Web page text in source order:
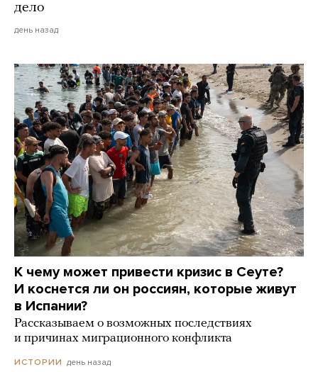
дело
день назад
К чему может привести кризис в Сеуте?
И коснется ли он россиян, которые живут
в Испании?
Рассказываем о возможных последствиях
и причинах миграционного конфликта
ИСТОРИИ день назад